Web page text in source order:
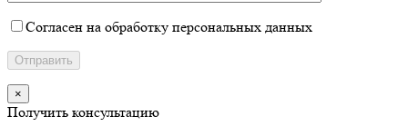
Согласен на обработку персональных данных
×
Получить консультацию